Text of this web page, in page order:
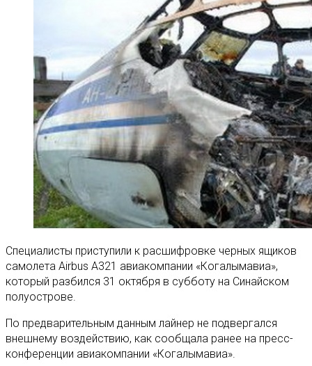
Специалисты приступили к расшифровке черных ящиков
самолета Airbus A321 авиакомпании «Когалымавиа»,
который разбился 31 октября в субботу на Синайском
полуострове.
По предварительным данным лайнер не подвергался
внешнему воздействию, как сообщала ранее на пресс-
конференции авиакомпании «Когалымавиа».